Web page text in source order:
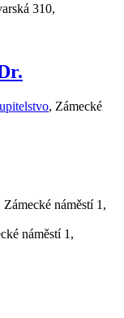
310,
, Zámecké
Zámecké náměstí 1,
náměstí 1,